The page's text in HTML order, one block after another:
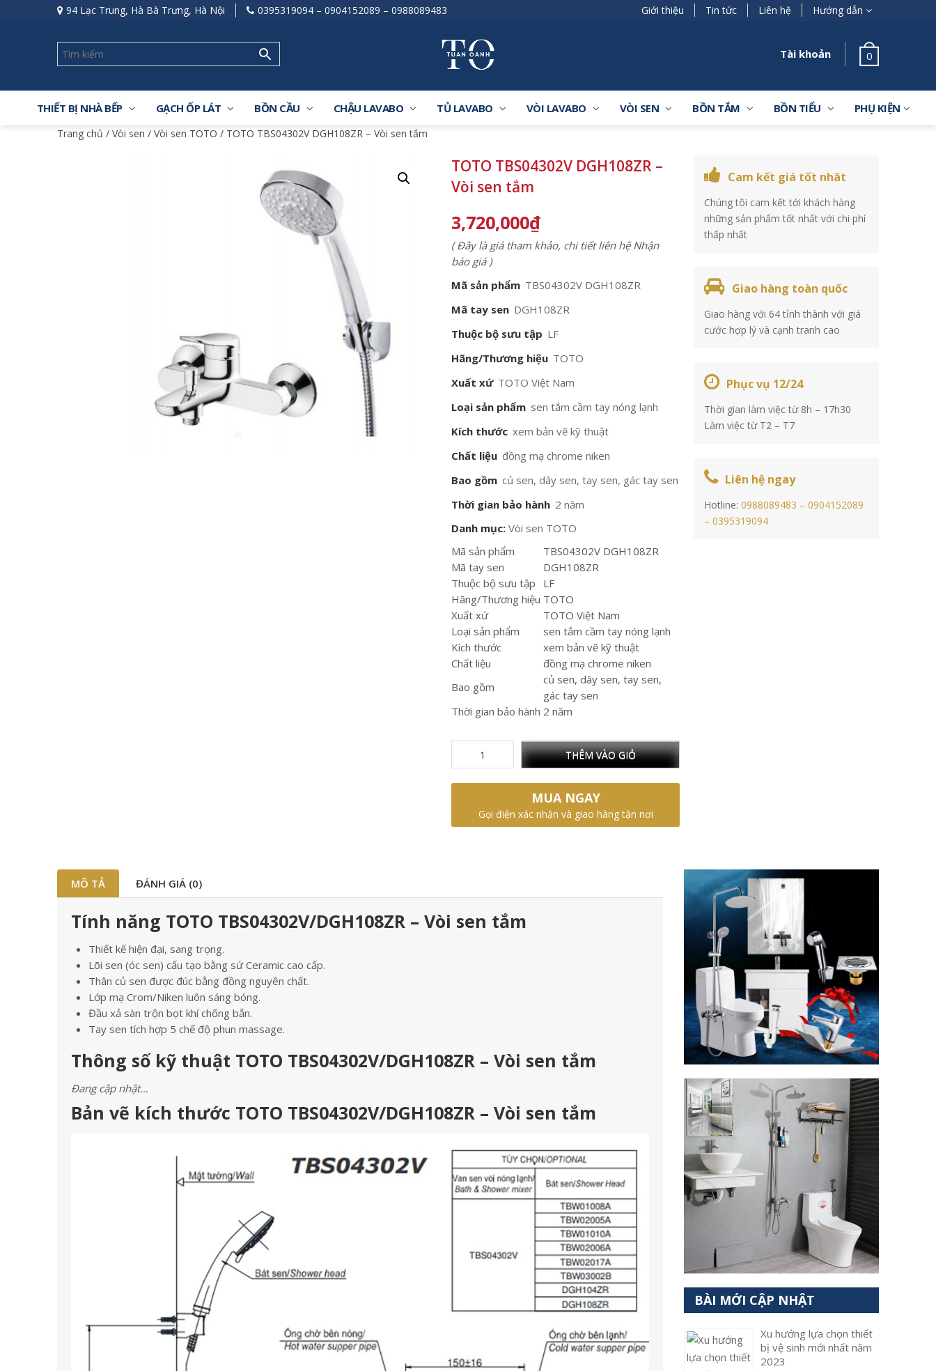
94 Lạc Trung, Hà Bà Trưng, Hà Nội 0395319094 – 0904152089 – 0988089483 Giới thiệu Tin tức Liên hệ Hướng dẫn
Tài khoản 0
THIẾT BỊ NHÀ BẾP GẠCH ỐP LÁT BỒN CẦU CHẬU LAVABO TỦ LAVABO VÒI LAVABO VÒI SEN BỒN TẮM BỒN TIỂU PHỤ KIỆN
Trang chủ / Vòi sen / Vòi sen TOTO / TOTO TBS04302V DGH108ZR – Vòi sen tắm
TOTO TBS04302V DGH108ZR –
Vòi sen tắm
3,720,000₫
( Đây là giá tham khảo, chi tiết liên hệ Nhận
báo giá )
Mã sản phẩm TBS04302V DGH108ZR
Mã tay sen DGH108ZR
Thuộc bộ sưu tập LF
Hãng/Thương hiệu TOTO
Xuất xứ TOTO Việt Nam
Loại sản phẩm sen tắm cầm tay nóng lạnh
Kích thước xem bản vẽ kỹ thuật
Chất liệu đồng mạ chrome niken
Bao gồm củ sen, dây sen, tay sen, gác tay sen
Thời gian bảo hành 2 năm
Danh mục: Vòi sen TOTO
Mã sản phẩm
TBS04302V DGH108ZR
Mã tay sen
DGH108ZR
Thuộc bộ sưu tập
LF
Hãng/Thương hiệu TOTO
Xuất xứ
TOTO Việt Nam
Loại sản phẩm
sen tắm cầm tay nóng lạnh
Kích thước
xem bản vẽ kỹ thuật
Chất liệu
đồng mạ chrome niken
Bao gồm
củ sen, dây sen, tay sen,
gác tay sen
Thời gian bảo hành 2 năm
THÊM VÀO GIỎ
MUA NGAY
Gọi điện xác nhận và giao hàng tận nơi
Cam kết giá tốt nhât
Chúng tôi cam kết tới khách hàng
những sản phẩm tốt nhất với chi phí
thấp nhất
Giao hàng toàn quốc
Giao hàng với 64 tỉnh thành với giá
cước hợp lý và cạnh tranh cao
Phục vụ 12/24
Thời gian làm việc từ 8h – 17h30
Làm việc từ T2 – T7
Liên hệ ngay
Hotline: 0988089483 – 0904152089
– 0395319094
MÔ TẢ ĐÁNH GIÁ (0)
Tính năng TOTO TBS04302V/DGH108ZR – Vòi sen tắm
Thiết kế hiện đại, sang trọng.
Lõi sen (óc sen) cấu tạo bằng sứ Ceramic cao cấp.
Thân củ sen được đúc bằng đồng nguyên chất.
Lớp mạ Crom/Niken luôn sáng bóng.
Đầu xả sàn trộn bọt khí chống bắn.
Tay sen tích hợp 5 chế độ phun massage.
Thông số kỹ thuật TOTO TBS04302V/DGH108ZR – Vòi sen tắm
Đang cập nhật…
Bản vẽ kích thước TOTO TBS04302V/DGH108ZR – Vòi sen tắm
BÀI MỚI CẬP NHẬT
Xu hướng lựa chọn thiết
bị vệ sinh mới nhất năm
2023